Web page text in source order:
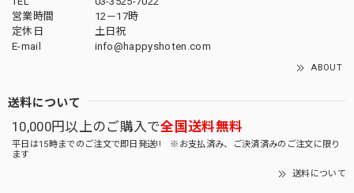
営業時間
12－17時
定休日
土日祝
E-mail
info@happyshoten.com
ABOUT
送料について
10,000円以上のご購入で全国送料無料
平日は15時までのご注文で即日発送!! ※お支払済み、ご決済済みのご注文に限り
ます
送料について